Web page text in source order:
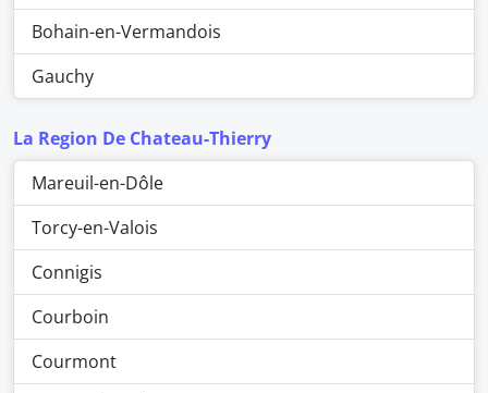
Bohain-en-Vermandois
Gauchy
La Region De Chateau-Thierry
Mareuil-en-Dôle
Torcy-en-Valois
Connigis
Courboin
Courmont